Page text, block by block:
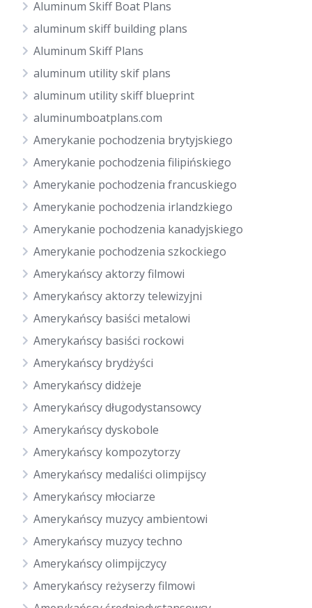
Aluminum Skiff Boat Plans
aluminum skiff building plans
Aluminum Skiff Plans
aluminum utility skif plans
aluminum utility skiff blueprint
aluminumboatplans.com
Amerykanie pochodzenia brytyjskiego
Amerykanie pochodzenia filipińskiego
Amerykanie pochodzenia francuskiego
Amerykanie pochodzenia irlandzkiego
Amerykanie pochodzenia kanadyjskiego
Amerykanie pochodzenia szkockiego
Amerykańscy aktorzy filmowi
Amerykańscy aktorzy telewizyjni
Amerykańscy basiści metalowi
Amerykańscy basiści rockowi
Amerykańscy brydżyści
Amerykańscy didżeje
Amerykańscy długodystansowcy
Amerykańscy dyskobole
Amerykańscy kompozytorzy
Amerykańscy medaliści olimpijscy
Amerykańscy młociarze
Amerykańscy muzycy ambientowi
Amerykańscy muzycy techno
Amerykańscy olimpijczycy
Amerykańscy reżyserzy filmowi